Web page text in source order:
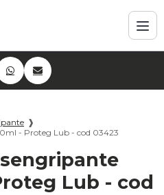
❱
- Proteg Lub - cod 03423
Lub - cod